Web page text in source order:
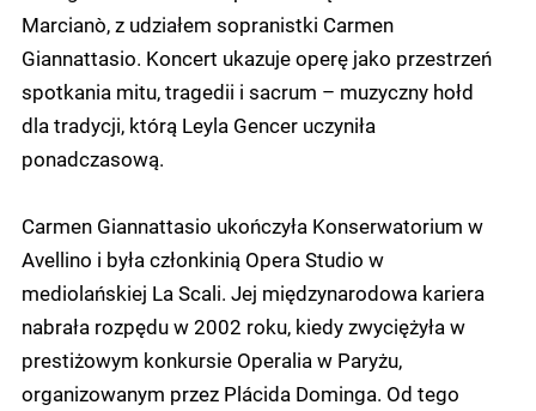
Marcianò, z udziałem sopranistki Carmen
Giannattasio. Koncert ukazuje operę jako przestrzeń
spotkania mitu, tragedii i sacrum – muzyczny hołd
dla tradycji, którą Leyla Gencer uczyniła
ponadczasową.
Carmen Giannattasio ukończyła Konserwatorium w
Avellino i była członkinią Opera Studio w
mediolańskiej La Scali. Jej międzynarodowa kariera
nabrała rozpędu w 2002 roku, kiedy zwyciężyła w
prestiżowym konkursie Operalia w Paryżu,
organizowanym przez Plácida Dominga. Od tego